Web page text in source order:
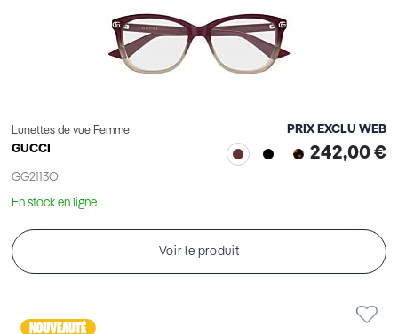
Lunettes de vue Femme
GUCCI
GG2113O
PRIX EXCLU WEB
242,00 €
En stock en ligne
Voir le produit